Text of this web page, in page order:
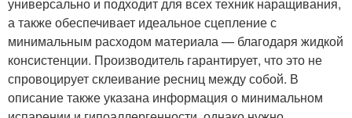
универсально и подходит для всех техник наращивания,
а также обеспечивает идеальное сцепление с
минимальным расходом материала — благодаря жидкой
консистенции. Производитель гарантирует, что это не
спровоцирует склеивание ресниц между собой. В
описание также указана информация о минимальном